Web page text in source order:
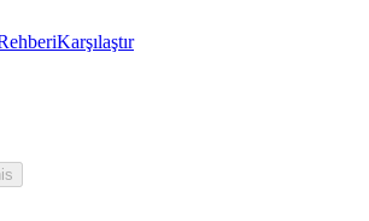
Karşılaştır